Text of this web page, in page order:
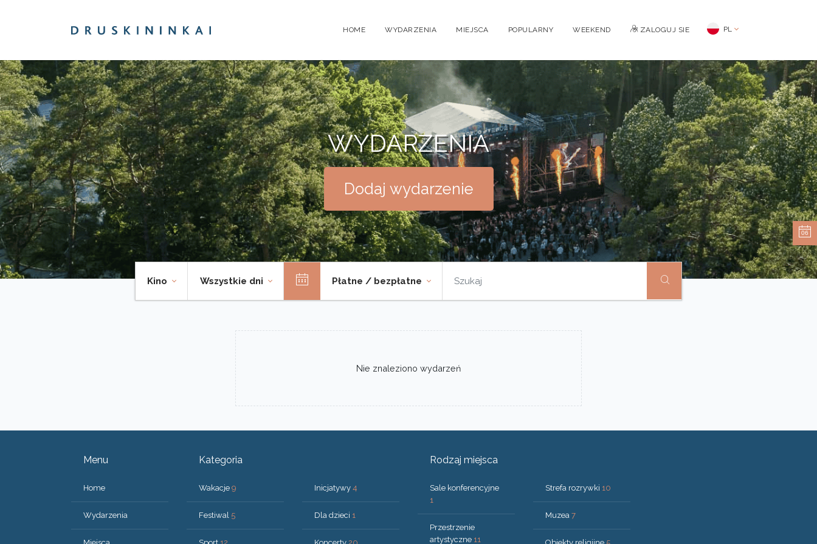
HOME WYDARZENIA MIEJSCA POPULARNY WEEKEND ZALOGUJ SIE PL
WYDARZENIA
Dodaj wydarzenie
Kino Wszystkie dni Płatne / bezpłatne
Nie znaleziono wydarzeń
Menu
Home
Wydarzenia
Kategoria
Wakacje 9
Festiwal 5
Inicjatywy 4
Dla dzieci 1
Rodzaj miejsca
Sale konferencyjne
1
Przestrzenie
artystyczne 11
Strefa rozrywki 10
Muzea 7
06